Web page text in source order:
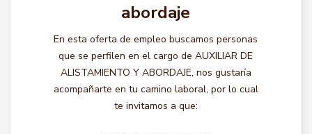
abordaje
En esta oferta de empleo buscamos personas
que se perfilen en el cargo de AUXILIAR DE
ALISTAMIENTO Y ABORDAJE, nos gustaría
acompañarte en tu camino laboral, por lo cual
te invitamos a que: